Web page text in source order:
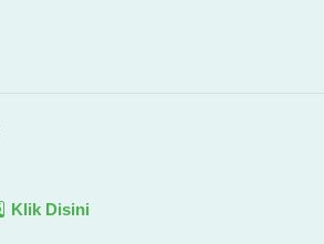
Klik Disini